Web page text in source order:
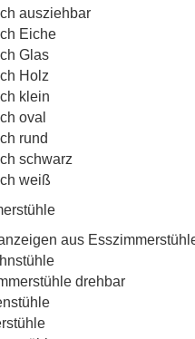
ausziehbar
Eiche
Glas
Holz
klein
oval
rund
schwarz
weiß
aus
drehbar